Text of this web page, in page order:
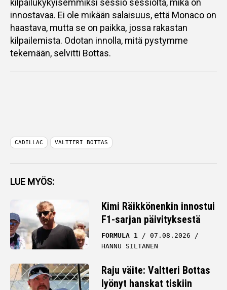
kilpailukykyisemmiksi sessio sessiolta, mikä on
innostavaa. Ei ole mikään salaisuus, että Monaco on
haastava, mutta se on paikka, jossa rakastan
kilpailemista. Odotan innolla, mitä pystymme
tekemään, selvitti Bottas.
CADILLAC VALTTERI BOTTAS
LUE MYÖS:
Kimi Räikkönenkin innostui
F1-sarjan päivityksestä
FORMULA 1
07.08.2026
HANNU SILTANEN
Raju väite: Valtteri Bottas
lyönyt hanskat tiskiin